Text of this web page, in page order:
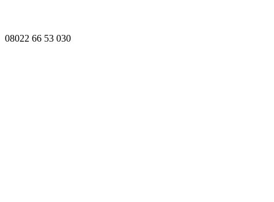
08022 66 53 030